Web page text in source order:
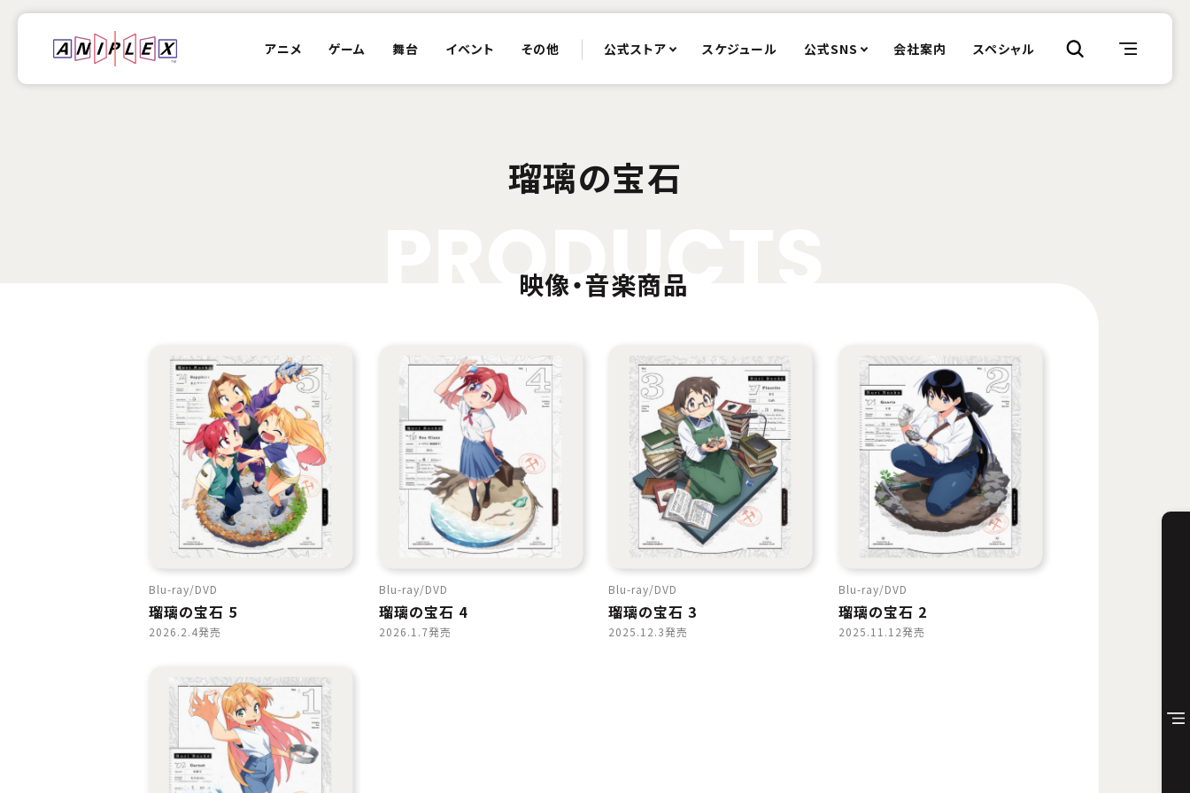
アニメ ゲーム 舞台 イベント その他 公式ストア スケジュール 公式SNS 会社案内 スペシャル
瑠璃の宝石
ODUC
映像・音楽商品
Blu-ray DVD
瑠璃の宝石 5
2026.2.4発売
Blu-ray DVD
瑠璃の宝石 4
2026.1.7発売
Blu-ray DVD
瑠璃の宝石 3
2025.12.3発売
Blu-ray DVD
瑠璃の宝石 2
2025.11.12発売